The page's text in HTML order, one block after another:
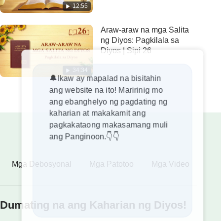
12:55
34:34
Araw-araw na mga Salita
ng Diyos: Pagkilala sa
Diyos | Sipi 26
Mga Debosyonal Mga Patotoo Mga Video
Dumating na ang Kaharian ng Diyos!
🔔Ikaw ay mapalad na bisitahin
ang website na ito! Maririnig mo
ang ebanghelyo ng pagdating ng
kaharian at makakamit ang
pagkakataong makasamang muli
ang Panginoon.👇👇